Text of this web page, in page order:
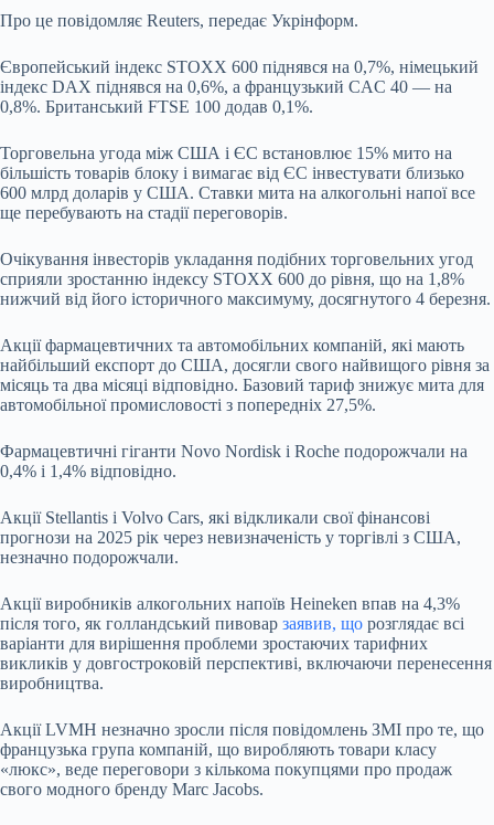
Про це повідомляє Reuters, передає Укрінформ.
Європейський індекс STOXX 600 піднявся на 0,7%, німецький
індекс DAX піднявся на 0,6%, а французький CAC 40 — на
0,8%. Британський FTSE 100 додав 0,1%.
Торговельна угода між США і ЄС встановлює 15% мито на
більшість товарів блоку і вимагає від ЄС інвестувати близько
600 млрд доларів у США. Ставки мита на алкогольні напої все
ще перебувають на стадії переговорів.
Очікування інвесторів укладання подібних торговельних угод
сприяли зростанню індексу STOXX 600 до рівня, що на 1,8%
нижчий від його історичного максимуму, досягнутого 4 березня.
Акції фармацевтичних та автомобільних компаній, які мають
найбільший експорт до США, досягли свого найвищого рівня за
місяць та два місяці відповідно. Базовий тариф знижує мита для
автомобільної промисловості з попередніх 27,5%.
Фармацевтичні гіганти Novo Nordisk і Roche подорожчали на
0,4% і 1,4% відповідно.
Акції Stellantis і Volvo Cars, які відкликали свої фінансові
прогнози на 2025 рік через невизначеність у торгівлі з США,
незначно подорожчали.
Акції виробників алкогольних напоїв Heineken впав на 4,3%
після того, як голландський пивовар заявив, що розглядає всі
варіанти для вирішення проблеми зростаючих тарифних
викликів у довгостроковій перспективі, включаючи перенесення
виробництва.
Акції LVMH незначно зросли після повідомлень ЗМІ про те, що
французька група компаній, що виробляють товари класу
«люкс», веде переговори з кількома покупцями про продаж
свого модного бренду Marc Jacobs.